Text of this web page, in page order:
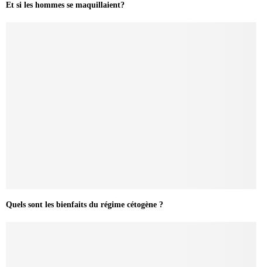
Et si les hommes se maquillaient?
Quels sont les bienfaits du régime cétogène ?